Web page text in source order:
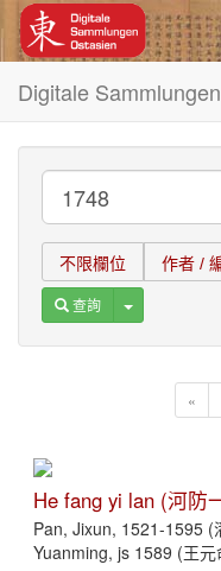
Digitale
不限欄位 作者 /
查詢 Toggle
«
He fang yi lan (河防
Pan, Jixun, 1521-1595
Yuanming, js 1589 (王元